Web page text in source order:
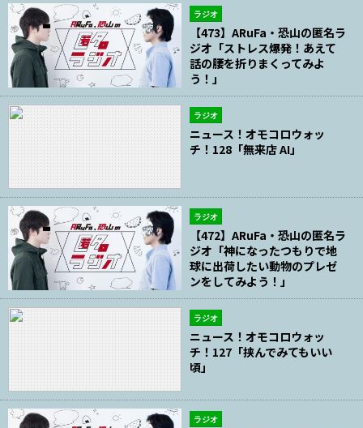
ラジオ
【473】ARuFa・恐山の匿名ラ
ジオ「ストレス爆発！あえて
話の腰を折りまくってみよ
う！」
ラジオ
ニュース！オモコロウォッ
チ！128「無来店 AI」
ラジオ
【472】ARuFa・恐山の匿名ラ
ジオ「神になったつもりで地
球に出荷したい動物のプレゼ
ンをしてみよう！」
ラジオ
ニュース！オモコロウォッ
チ！127「挟んでみてもいい
頃」
ラジオ